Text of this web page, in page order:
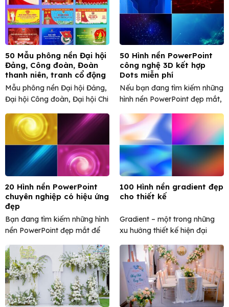
50 Mẫu phông nền Đại hội
Đảng, Công đoàn, Đoàn
thanh niên, tranh cổ động
đẹp
Mẫu phông nền Đại hội Đảng,
Đại hội Công đoàn, Đại hội Chi
50 Hình nền PowerPoint
công nghệ 3D kết hợp
Dots miễn phí
Nếu bạn đang tìm kiếm những
hình nền PowerPoint đẹp mắt,
20 Hình nền PowerPoint
chuyên nghiệp có hiệu ứng
đẹp
Bạn đang tìm kiếm những hình
nền PowerPoint đẹp mắt để
100 Hình nền gradient đẹp
cho thiết kế
Gradient – một trong những
xu hướng thiết kế hiện đại